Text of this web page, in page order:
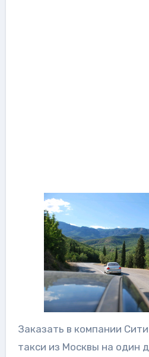
Заказать в компании
такси из Москвы на один